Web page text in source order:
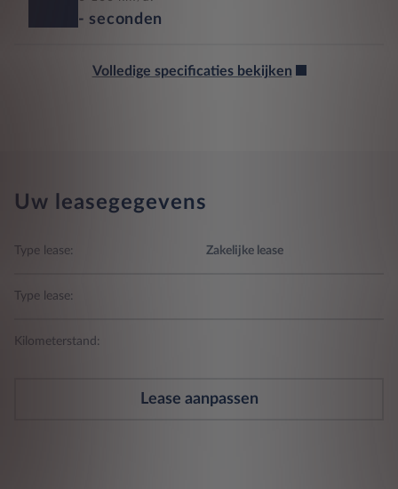
- seconden
Volledige specificaties bekijken
Uw leasegegevens
Type lease: Zakelijke lease
Type lease:
Kilometerstand:
Lease aanpassen